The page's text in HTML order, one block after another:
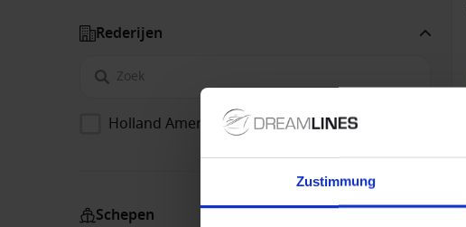
Zustimmung
Rederijen
Holland America Line
Schepen